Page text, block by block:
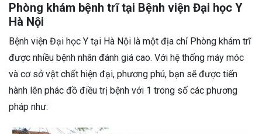
Phòng khám bệnh trĩ tại Bệnh viện Đại học Y
Hà Nội
Bệnh viện Đại học Y tại Hà Nội là một địa chỉ Phòng khám trĩ
được nhiều bệnh nhân đánh giá cao. Với hệ thống máy móc
và cơ sở vật chất hiện đại, phương phú, bạn sẽ được tiến
hành lên phác đồ điều trị bệnh với 1 trong số các phương
pháp như: